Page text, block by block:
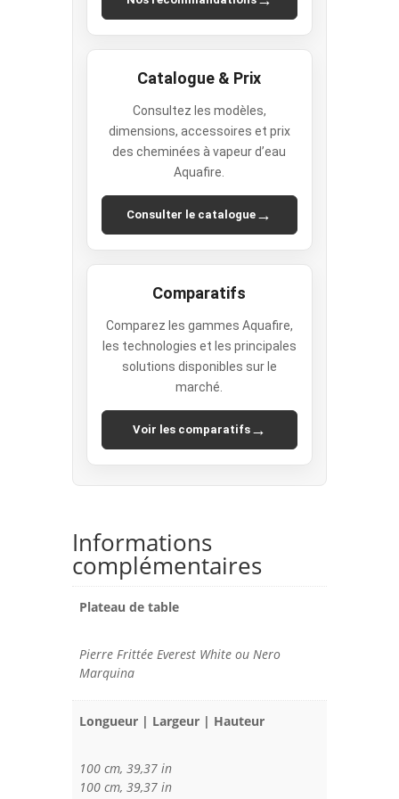
Catalogue & Prix
Consultez les modèles,
dimensions, accessoires et prix
des cheminées à vapeur d’eau
Aquafire.
Consulter le catalogue →
Comparatifs
Comparez les gammes Aquafire,
les technologies et les principales
solutions disponibles sur le
marché.
Voir les comparatifs→
Informations
complémentaires
Plateau de table
Pierre Frittée Everest White ou Nero
Marquina
Longueur | Largeur | Hauteur
100 cm, 39,37 in
100 cm, 39,37 in